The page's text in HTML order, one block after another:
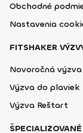
Obchodné
Nastavenia
FITSHAKER
Novoročná výzva
Výzva do plaviek
Výzva Reštart